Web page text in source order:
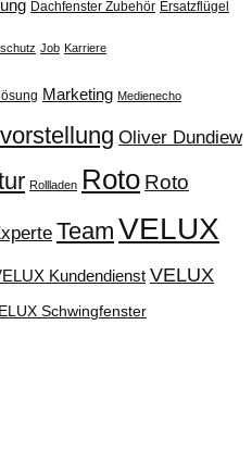
Dachfenster Zubehör Ersatzflügel
Job Karriere
Marketing Medienecho
Oliver Dundiew
Rollladen Roto Roto
Team VELUX
Kundendienst VELUX
Schwingfenster